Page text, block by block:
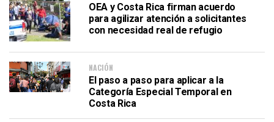
OEA y Costa Rica firman acuerdo
para agilizar atención a solicitantes
con necesidad real de refugio
NACIÓN
El paso a paso para aplicar a la
Categoría Especial Temporal en
Costa Rica